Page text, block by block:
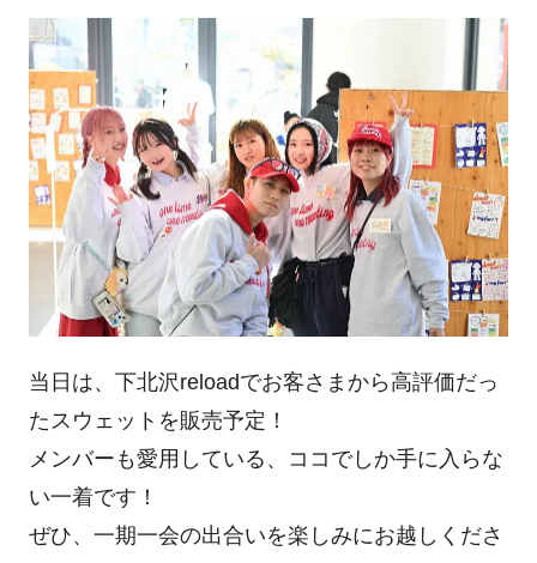
当日は、下北沢reloadでお客さまから高評価だっ
たスウェットを販売予定！
メンバーも愛用している、ココでしか手に入らな
い一着です！
ぜひ、一期一会の出合いを楽しみにお越しくださ